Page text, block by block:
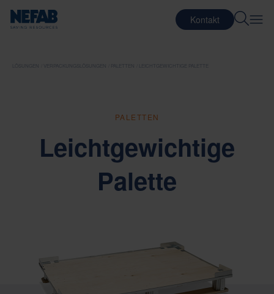
Kontakt
VERPACKUNGSLÖSUNGEN PALETTEN LEICHTGEWICHTIGE PALETTE
PALETTEN
Leichtgewichtige
Palette